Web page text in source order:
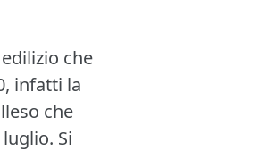
che
infatti la
che
Si